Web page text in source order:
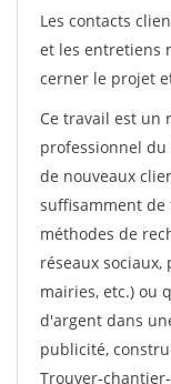
Les contacts
et les entretiens
cerner le projet
Ce travail est un
professionnel du
de nouveaux
suffisamment
méthodes de
réseaux
mairies, etc.) ou
d'argent dans
publicité,
Trouver-